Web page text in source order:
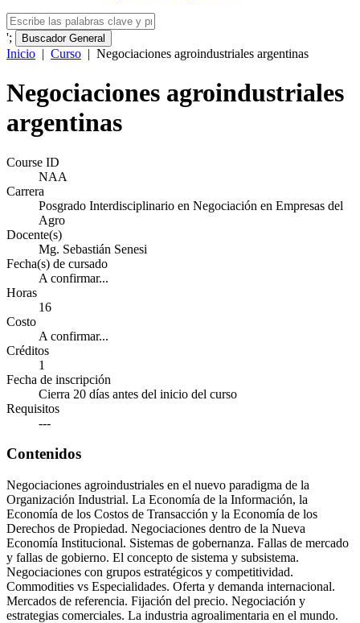
'; Buscador General
Inicio | Curso | Negociaciones agroindustriales argentinas
Negociaciones agroindustriales
argentinas
Course ID
NAA
Carrera
Posgrado Interdisciplinario en Negociación en Empresas del
Agro
Docente(s)
Mg. Sebastián Senesi
Fecha(s) de cursado
A confirmar...
Horas
16
Costo
A confirmar...
Créditos
1
Fecha de inscripción
Cierra 20 días antes del inicio del curso
Requisitos
---
Contenidos
Negociaciones agroindustriales en el nuevo paradigma de la
Organización Industrial. La Economía de la Información, la
Economía de los Costos de Transacción y la Economía de los
Derechos de Propiedad. Negociaciones dentro de la Nueva
Economía Institucional. Sistemas de gobernanza. Fallas de mercado
y fallas de gobierno. El concepto de sistema y subsistema.
Negociaciones con grupos estratégicos y competitividad.
Commodities vs Especialidades. Oferta y demanda internacional.
Mercados de referencia. Fijación del precio. Negociación y
estrategias comerciales. La industria agroalimentaria en el mundo.